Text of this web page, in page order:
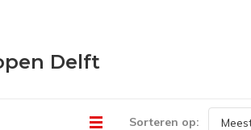
Delft
Sorteren op: